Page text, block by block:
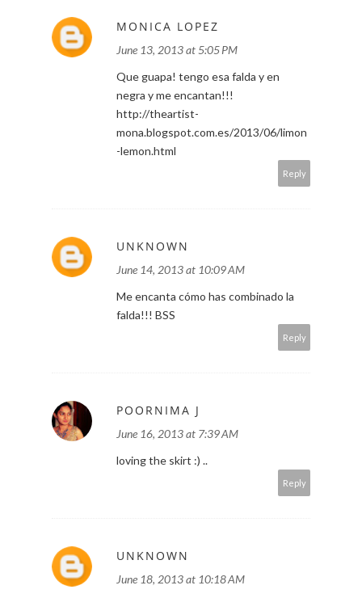
MONICA LOPEZ
June 13, 2013 at 5:05 PM
Que guapa! tengo esa falda y en
negra y me encantan!!!
http://theartist-
mona.blogspot.com.es/2013/06/limon
-lemon.html
Reply
UNKNOWN
June 14, 2013 at 10:09 AM
Me encanta cómo has combinado la
falda!!! BSS
Reply
POORNIMA J
June 16, 2013 at 7:39 AM
loving the skirt :) ..
Reply
UNKNOWN
June 18, 2013 at 10:18 AM